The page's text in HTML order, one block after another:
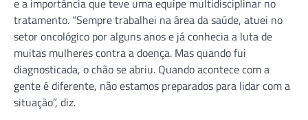
tratamento. “Sempre trabalhei na área da saúde, atuei no
setor oncológico por alguns anos e já conhecia a luta de
muitas mulheres contra a doença. Mas quando fui
diagnosticada, o chão se abriu. Quando acontece com a
gente é diferente, não estamos preparados para lidar com a
situação”, diz.